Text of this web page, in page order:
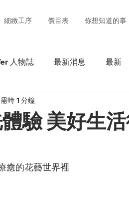
細緻工序 價目表 你想知道的事
人物誌 最新消息 最新
驗 美好生
時 1 分鐘
癒的花藝世界裡